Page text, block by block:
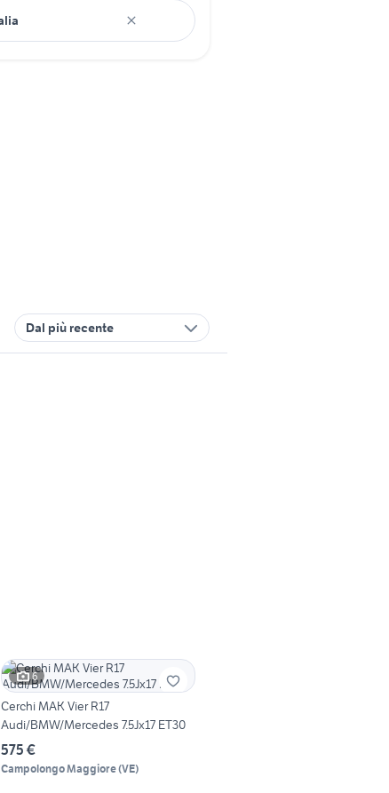
Dal più recente
6
Cerchi MAK Vier R17
Audi/BMW/Mercedes 7.5Jx17 ET30
575 €
Campolongo Maggiore(VE)